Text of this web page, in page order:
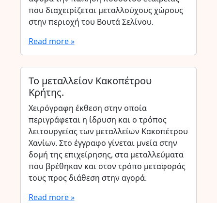
που διαχειρίζεται μεταλλούχους χώρους
στην περιοχή του Βουτά Σελίνου.
Read more »
Το μεταλλείον Κακοπέτρου
Κρήτης.
Χειρόγραφη έκθεση στην οποία
περιγράφεται η ίδρυση και ο τρόπος
λειτουργείας των μεταλλείων Κακοπέτρου
Χανίων. Στο έγγραφο γίνεται μνεία στην
δομή της επιχείρησης, στα μεταλλεύματα
που βρέθηκαν και στον τρόπο μεταφοράς
τους προς διάθεση στην αγορά.
Read more »